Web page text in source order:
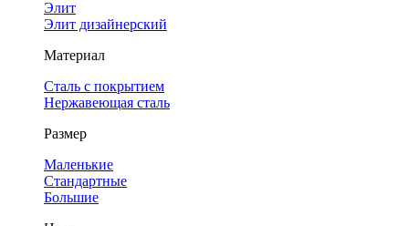
Элит
Элит дизайнерский
Материал
Сталь с покрытием
Нержавеющая сталь
Размер
Маленькие
Стандартные
Большие